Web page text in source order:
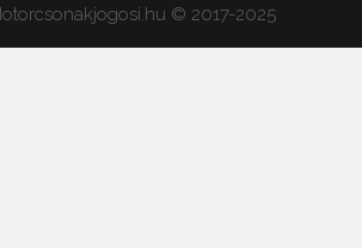
© 2017-2025